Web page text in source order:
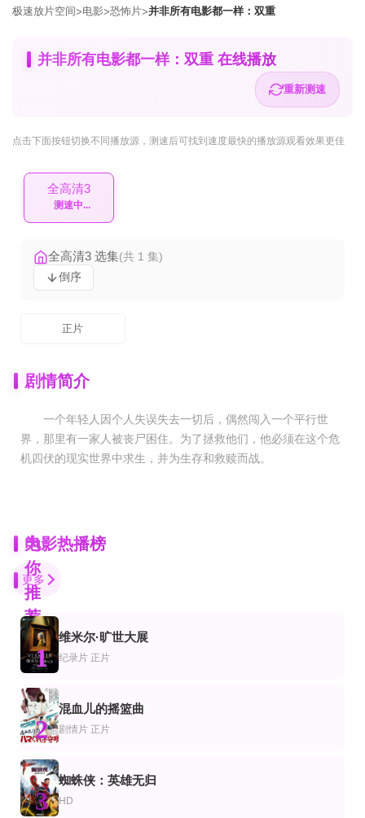
极速放片空间>电影>恐怖片>并非所有电影都一样：双重
并非所有电影都一样：双重 在线播放
重新测速
点击下面按钮切换不同播放源 ，测速后可找到速度最快的播放源观看效果更佳
全高清3
测速失败
全高清3 选集(共 1 集)
倒序
正片
剧情简介
一个年轻人因个人失误失去一切后，偶然闯入一个平行世
界，那里有一家人被丧尸困住。为了拯救他们，他必须在这个危
机四伏的现实世界中求生，并为生存和救赎而战。
为
你
推
荐
HD中字
大宅男
正片
生灵
正片
黑桃裁决
HD中字
邦蒂富尔之行
杰拉丹·佩姬,约翰·赫德,卡琳·格林,理查德·布拉德福德,瑞贝卡·德·莫妮
正片
恶魔录音棚
戴夫·格罗,泰勒·霍金斯,内特·孟德尔,帕特·斯密尔,克里斯·夏夫利特,拉米·杰菲,
更新至高清
金陵三绝之猾丐
雷牧,优优
HD
压岁钱
龚秋霞,胡蓉蓉,黎明晖
正片
骑行之旅
卡乌昂·马丁斯,Marcio Magno,Igro Ozzy,Lara Boldorini
正片
鬼镜2008
基弗·萨瑟兰,宝拉·巴顿,Cameron Boyce,Erica Gluck,艾米·斯马特
电影热播榜
更多
1
维米尔·旷世大展
纪录片 正片
2
混血儿的摇篮曲
剧情片 正片
3
蜘蛛侠：英雄无归
HD